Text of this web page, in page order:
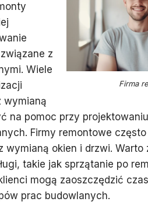
Firma
z
Wiele
wymianą
na pomoc przy
Firmy remontowe często
wymianą okien i drzwi.
takie jak sprzątanie po
mogą zaoszczędzić
prac budowlanych.